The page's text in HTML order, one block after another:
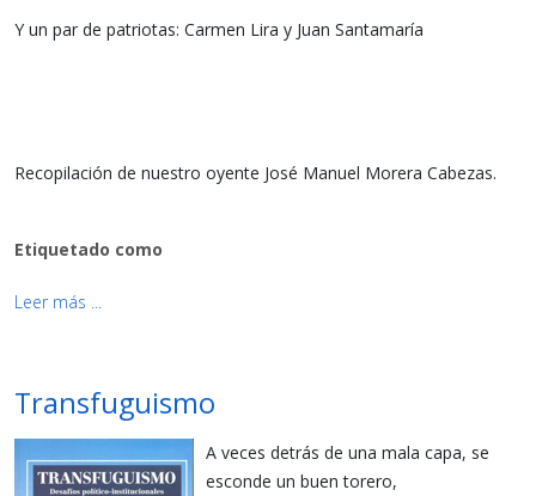
Y un par de patriotas: Carmen Lira y Juan Santamaría
Recopilación de nuestro oyente José Manuel Morera Cabezas.
Etiquetado como
Leer más ...
Transfuguismo
A veces detrás de una mala capa, se
esconde un buen torero,